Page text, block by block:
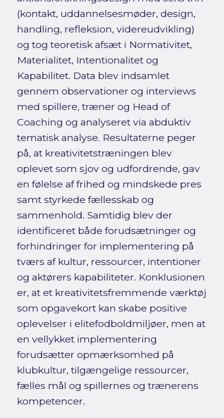
(kontakt, uddannelsesmøder, design,
handling, refleksion, videreudvikling)
og tog teoretisk afsæt i Normativitet,
Materialitet, Intentionalitet og
Kapabilitet. Data blev indsamlet
gennem observationer og interviews
med spillere, træner og Head of
Coaching og analyseret via abduktiv
tematisk analyse. Resultaterne peger
på, at kreativitetstræningen blev
oplevet som sjov og udfordrende, gav
en følelse af frihed og mindskede pres
samt styrkede fællesskab og
sammenhold. Samtidig blev der
identificeret både forudsætninger og
forhindringer for implementering på
tværs af kultur, ressourcer, intentioner
og aktørers kapabiliteter. Konklusionen
er, at et kreativitetsfremmende værktøj
som opgavekort kan skabe positive
oplevelser i elitefodboldmiljøer, men at
en vellykket implementering
forudsætter opmærksomhed på
klubkultur, tilgængelige ressourcer,
fælles mål og spillernes og trænerens
kompetencer.